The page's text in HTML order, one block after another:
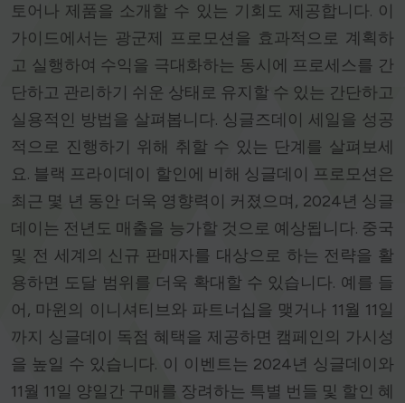
토어나 제품을 소개할 수 있는 기회도 제공합니다. 이
가이드에서는 광군제 프로모션을 효과적으로 계획하
고 실행하여 수익을 극대화하는 동시에 프로세스를 간
단하고 관리하기 쉬운 상태로 유지할 수 있는 간단하고
실용적인 방법을 살펴봅니다. 싱글즈데이 세일을 성공
적으로 진행하기 위해 취할 수 있는 단계를 살펴보세
요. 블랙 프라이데이 할인에 비해 싱글데이 프로모션은
최근 몇 년 동안 더욱 영향력이 커졌으며, 2024년 싱글
데이는 전년도 매출을 능가할 것으로 예상됩니다. 중국
및 전 세계의 신규 판매자를 대상으로 하는 전략을 활
용하면 도달 범위를 더욱 확대할 수 있습니다. 예를 들
어, 마윈의 이니셔티브와 파트너십을 맺거나 11월 11일
까지 싱글데이 독점 혜택을 제공하면 캠페인의 가시성
을 높일 수 있습니다. 이 이벤트는 2024년 싱글데이와
11월 11일 양일간 구매를 장려하는 특별 번들 및 할인 혜